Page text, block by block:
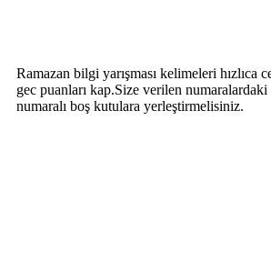
Ramazan bilgi yarışması kelimeleri hızlıca
gec puanları kap.Size verilen numaralardaki
numaralı boş kutulara yerleştirmelisiniz.